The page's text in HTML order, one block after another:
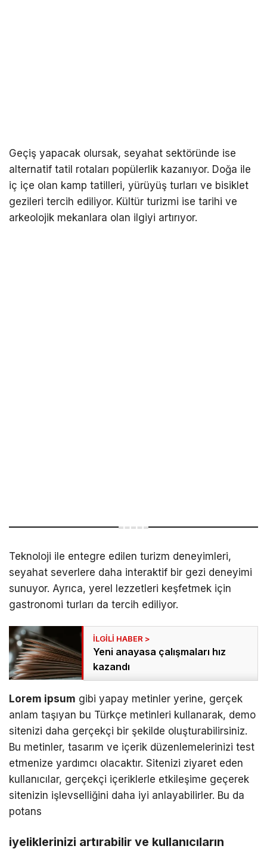
Geçiş yapacak olursak, seyahat sektöründe ise
alternatif tatil rotaları popülerlik kazanıyor. Doğa ile
iç içe olan kamp tatilleri, yürüyüş turları ve bisiklet
gezileri tercih ediliyor. Kültür turizmi ise tarihi ve
arkeolojik mekanlara olan ilgiyi artırıyor.
Teknoloji ile entegre edilen turizm deneyimleri,
seyahat severlere daha interaktif bir gezi deneyimi
sunuyor. Ayrıca, yerel lezzetleri keşfetmek için
gastronomi turları da tercih ediliyor.
Yeni anayasa çalışmaları hız
kazandı
Lorem ipsum gibi yapay metinler yerine, gerçek
anlam taşıyan bu Türkçe metinleri kullanarak, demo
sitenizi daha gerçekçi bir şekilde oluşturabilirsiniz.
Bu metinler, tasarım ve içerik düzenlemelerinizi test
etmenize yardımcı olacaktır. Sitenizi ziyaret eden
kullanıcılar, gerçekçi içeriklerle etkileşime geçerek
sitenizin işlevselliğini daha iyi anlayabilirler. Bu da
potans
iyeliklerinizi artırabilir ve kullanıcıların